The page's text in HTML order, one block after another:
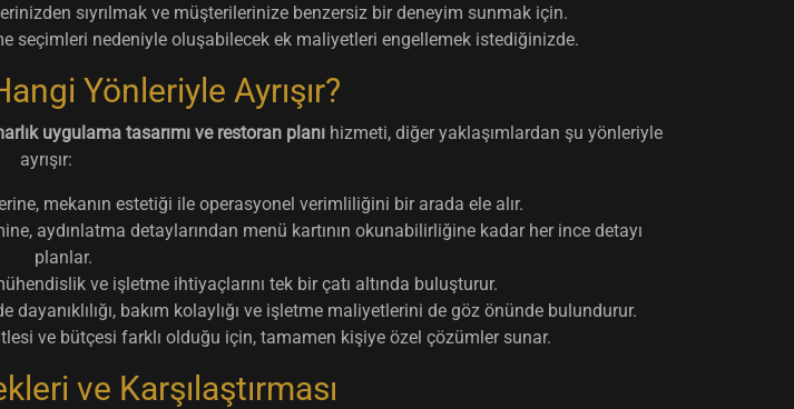
sıyrılmak ve müşterilerinize benzersiz bir deneyim sunmak için.
seçimleri nedeniyle oluşabilecek ek maliyetleri engellemek istediğinizde.
Yönleriyle Ayrışır?
uygulama tasarımı ve restoran planı hizmeti, diğer yaklaşımlardan şu yönleriyle
ayrışır:
mekanın estetiği ile operasyonel verimliliğini bir arada ele alır.
aydınlatma detaylarından menü kartının okunabilirliğine kadar her ince detayı
planlar.
ve işletme ihtiyaçlarını tek bir çatı altında buluşturur.
bakım kolaylığı ve işletme maliyetlerini de göz önünde bulundurur.
ve bütçesi farklı olduğu için, tamamen kişiye özel çözümler sunar.
ve Karşılaştırması